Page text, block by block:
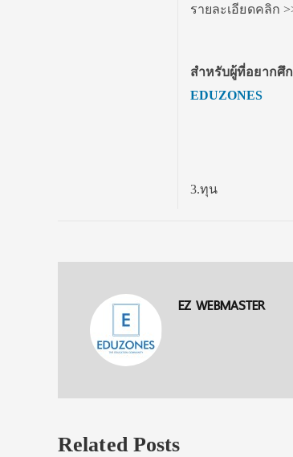
รายละเอียดคลิก
สำหรับผู้ที่อยากศึ
EDUZONES
3.ทุน
EZ WEBMASTER
Related Posts